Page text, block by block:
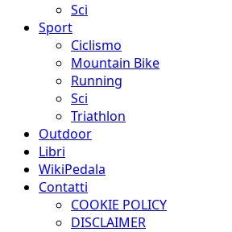
Sci
Sport
Ciclismo
Mountain Bike
Running
Sci
Triathlon
Outdoor
Libri
WikiPedala
Contatti
COOKIE POLICY
DISCLAIMER